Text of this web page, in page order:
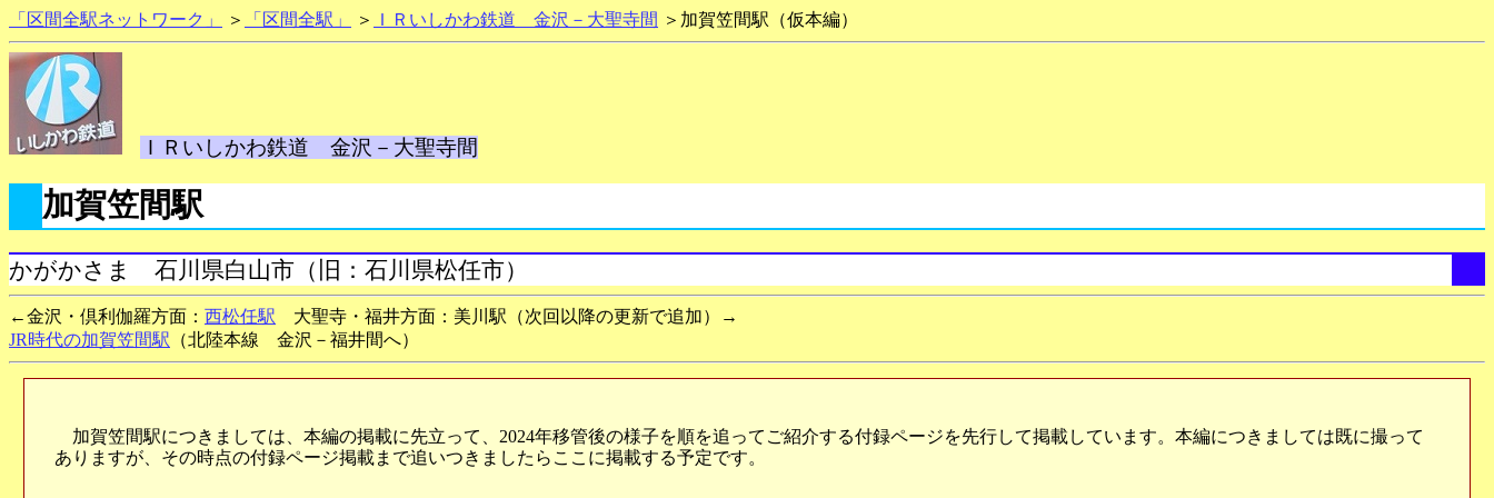
「区間全駅ネットワーク」 ＞ 「区間全駅」 ＞ ＩＲいしかわ鉄道 金沢－大聖寺間 ＞加賀笠間駅（仮本編）
ＩＲいしかわ鉄道 金沢－大聖寺間
加賀笠間駅
かがかさま 石川県白山市（旧：石川県松任市）
←金沢・倶利伽羅方面： 西松任駅 大聖寺・福井方面：美川駅（次回以降の更新で追加）
→
JR時代の加賀笠間駅 （北陸本線 金沢－福井間へ）
加賀笠間駅につきましては、本編の掲載に先立って、2024年移管後の様子を順を追ってご紹介する付録ページを先行して掲載しています。本編につきましては既に撮って
ありますが、その時点の付録ページ掲載まで追いつきましたらここに掲載する予定です。